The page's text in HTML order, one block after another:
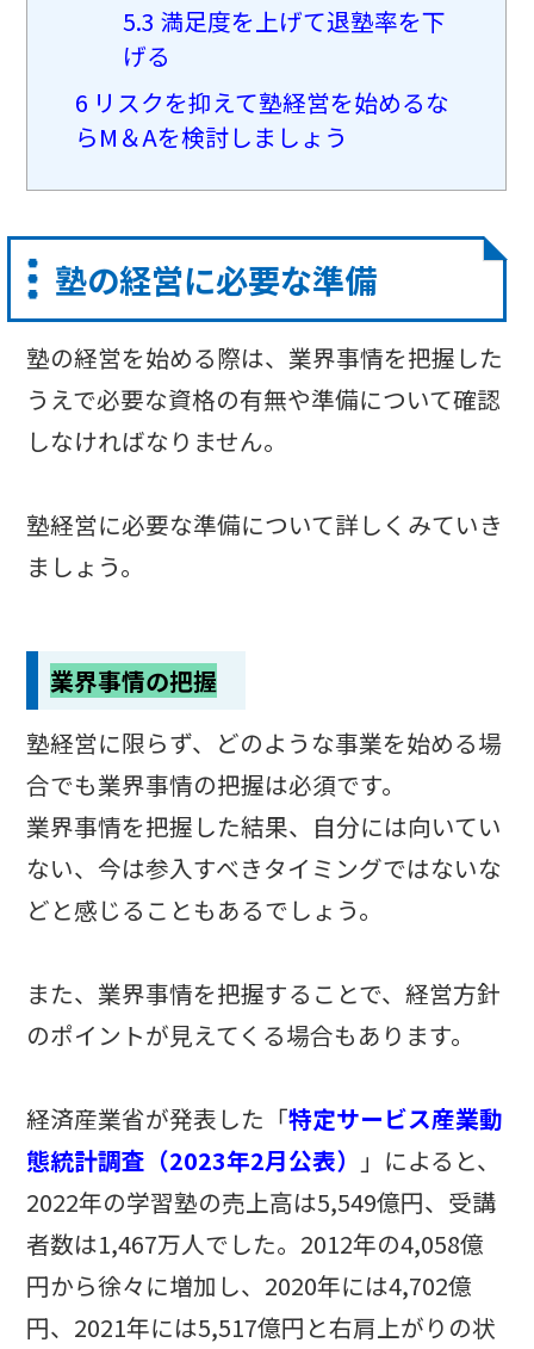
5.3 満足度を上げて退塾率を下
げる
6 リスクを抑えて塾経営を始めるな
らM＆Aを検討しましょう
塾の経営に必要な準備
塾の経営を始める際は、業界事情を把握した
うえで必要な資格の有無や準備について確認
しなければなりません。
塾経営に必要な準備について詳しくみていき
ましょう。
業界事情の把握
塾経営に限らず、どのような事業を始める場
合でも業界事情の把握は必須です。
業界事情を把握した結果、自分には向いてい
ない、今は参入すべきタイミングではないな
どと感じることもあるでしょう。
また、業界事情を把握することで、経営方針
のポイントが見えてくる場合もあります。
経済産業省が発表した「特定サービス産業動
態統計調査（2023年2月公表）
」によると、
2022年の学習塾の売上高は5,549億円、受講
者数は1,467万人でした。2012年の4,058億
円から徐々に増加し、2020年には4,702億
円、2021年には5,517億円と右肩上がりの状